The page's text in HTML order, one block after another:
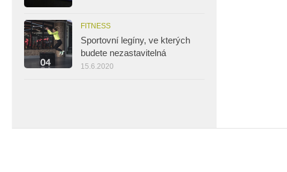
FITNESS
Sportovní legíny, ve kterých
budete nezastavitelná
15.6.2020